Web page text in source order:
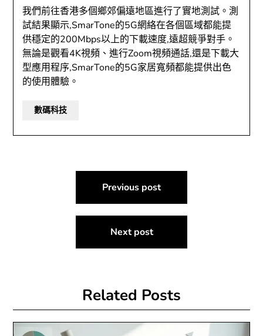
我們前往香港多個鄉郊偏遠地區進行了實地測試。測
試結果顯示,SmarTone的5G網絡在各個區域都能提
供穩定的200Mbps以上的下載速度,遠超競爭對手。
無論是觀看4K視頻、進行Zoom視頻通話,還是下載大
型應用程序,SmarTone的5G家居寬頻都能提供出色
的使用體驗。
數碼科技
Previous post
Next post
Related Posts